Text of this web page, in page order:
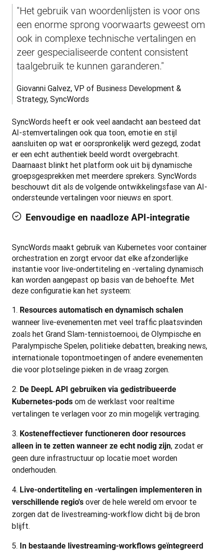
"Het gebruik van woordenlijsten is voor ons
een enorme sprong voorwaarts geweest om
ook in complexe technische vertalingen en
zeer gespecialiseerde content consistent
taalgebruik te kunnen garanderen."
Giovanni Galvez, VP of Business Development &
Strategy, SyncWords
SyncWords heeft er ook veel aandacht aan besteed dat
AI-stemvertalingen ook qua toon, emotie en stijl
aansluiten op wat er oorspronkelijk werd gezegd, zodat
er een echt authentiek beeld wordt overgebracht.
Daarnaast blinkt het platform ook uit bij dynamische
groepsgesprekken met meerdere sprekers. SyncWords
beschouwt dit als de volgende ontwikkelingsfase van AI-
ondersteunde vertalingen voor nieuws en sport.
Eenvoudige en naadloze API-integratie
SyncWords maakt gebruik van Kubernetes voor container
orchestration en zorgt ervoor dat elke afzonderlijke
instantie voor live-ondertiteling en -vertaling dynamisch
kan worden aangepast op basis van de behoefte. Met
deze configuratie kan het systeem:
Resources automatisch en dynamisch schalen
wanneer live-evenementen met veel traffic plaatsvinden
zoals het Grand Slam-tennistoernooi, de Olympische en
Paralympische Spelen, politieke debatten, breaking news,
internationale topontmoetingen of andere evenementen
die voor plotselinge pieken in de vraag zorgen.
De DeepL API gebruiken via gedistribueerde
Kubernetes-pods om de werklast voor realtime
vertalingen te verlagen voor zo min mogelijk vertraging.
Kosteneffectiever functioneren door resources
alleen in te zetten wanneer ze echt nodig zijn, zodat er
geen dure infrastructuur op locatie moet worden
onderhouden.
Live-ondertiteling en -vertalingen implementeren in
verschillende regio's over de hele wereld om ervoor te
zorgen dat de livestreaming-workflow dicht bij de bron
blijft.
In bestaande livestreaming-workflows geïntegreerd